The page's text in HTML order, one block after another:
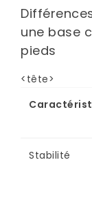
une base
pieds
<tête>
Stabilité